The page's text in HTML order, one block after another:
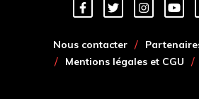
Nous contacter
Mentions légales et CGU